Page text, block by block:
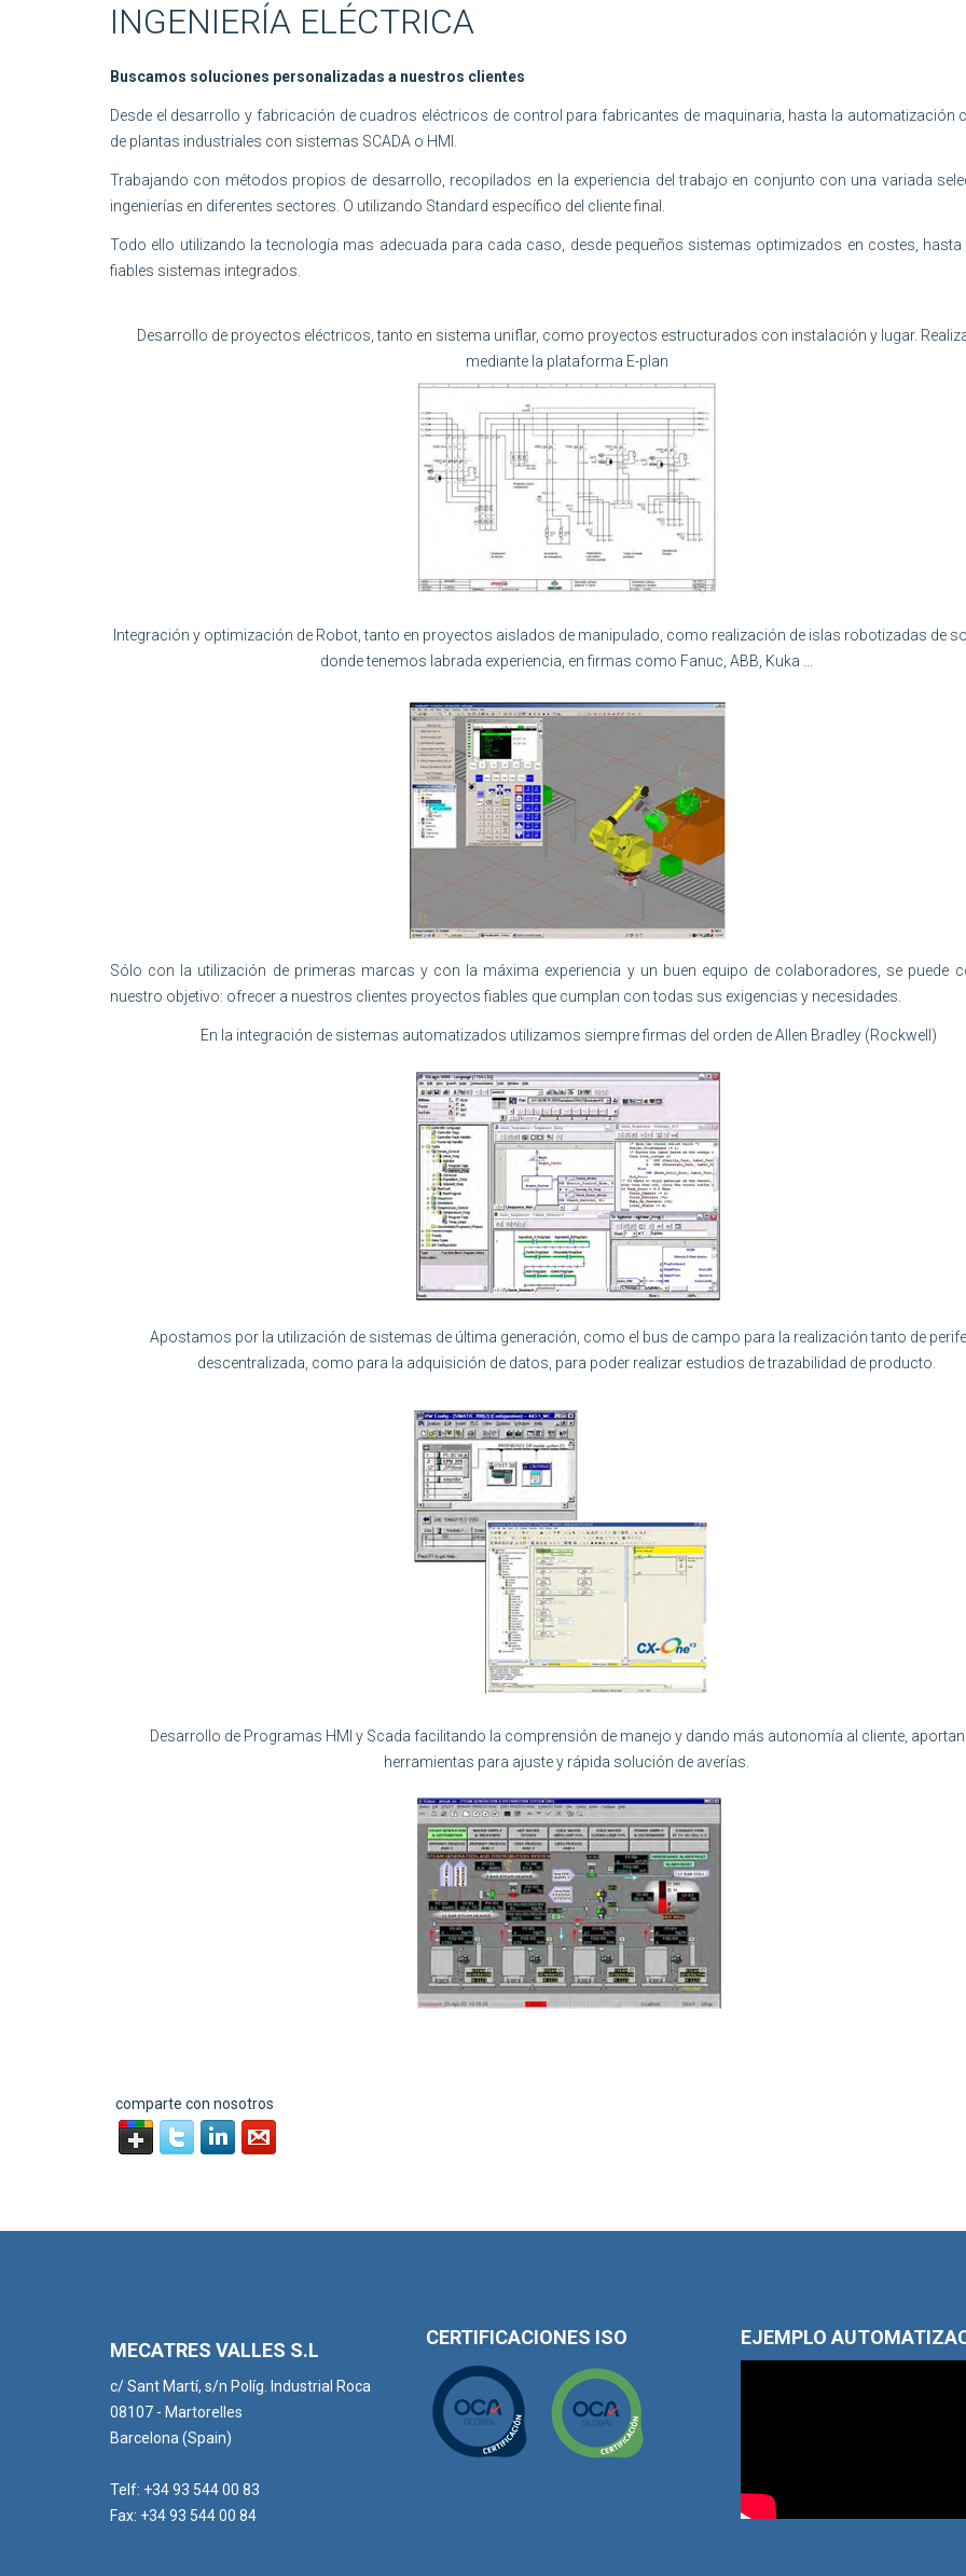
INGENIERÍA ELÉCTRICA
Buscamos soluciones personalizadas a nuestros clientes
Desde el desarrollo y fabricación de cuadros eléctricos de control para fabricantes de maquinaria, hasta la automatización
de plantas industriales con sistemas SCADA o HMI.
Trabajando con métodos propios de desarrollo, recopilados en la experiencia del trabajo en conjunto con una variada
ingenierías en diferentes sectores. O utilizando Standard específico del cliente final.
Todo ello utilizando la tecnología mas adecuada para cada caso, desde pequeños sistemas optimizados en costes,
fiables sistemas integrados.
Desarrollo de proyectos eléctricos, tanto en sistema uniflar, como proyectos estructurados con instalación y lugar.
mediante la plataforma E-plan
Integración y optimización de Robot, tanto en proyectos aislados de manipulado, como realización de islas robotizadas de
donde tenemos labrada experiencia, en firmas como Fanuc, ABB, Kuka ...
Sólo con la utilización de primeras marcas y con la máxima experiencia y un buen equipo de colaboradores, se puede
nuestro objetivo: ofrecer a nuestros clientes proyectos fiables que cumplan con todas sus exigencias y necesidades.
En la integración de sistemas automatizados utilizamos siempre firmas del orden de Allen Bradley (Rockwell)
Apostamos por la utilización de sistemas de última generación, como el bus de campo para la realización tanto de
descentralizada, como para la adquisición de datos, para poder realizar estudios de trazabilidad de producto.
Desarrollo de Programas HMI y Scada facilitando la comprensión de manejo y dando más autonomía al cliente,
herramientas para ajuste y rápida solución de averías.
comparte con nosotros
MECATRES VALLES S.L
c/ Sant Martí, s/n Políg. Industrial Roca
08107 - Martorelles
Barcelona (Spain)
Telf: +34 93 544 00 83
Fax: +34 93 544 00 84
CERTIFICACIONES ISO EJEMPLO